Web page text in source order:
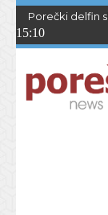
Porečki delfin
15:10